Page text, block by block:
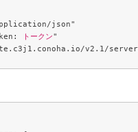
json"
トークン"
v2.1/